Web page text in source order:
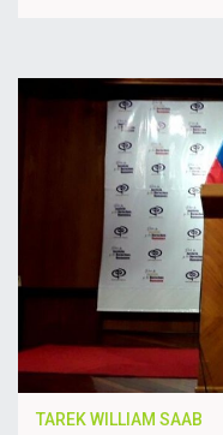
TAREK WILLIAM SAAB